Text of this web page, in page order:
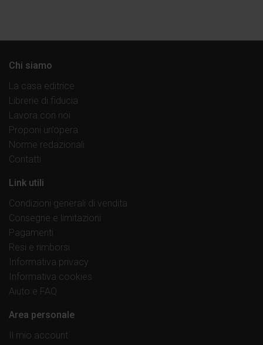
Chi siamo
La casa editrice
Librerie di fiducia
Lavora con noi
Proponi un’opera
Norme redazionali
Contatti
Link utili
Condizioni generali di vendita
Consegne e limitazioni
Pagamenti
Resi e rimborsi
Informativa privacy
Informativa cookies
Aiuto e FAQ
Area personale
Il mio account